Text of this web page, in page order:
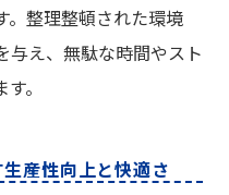
。整理整頓された環境
与え、無駄な時間やスト
。
産性向上と快適さ